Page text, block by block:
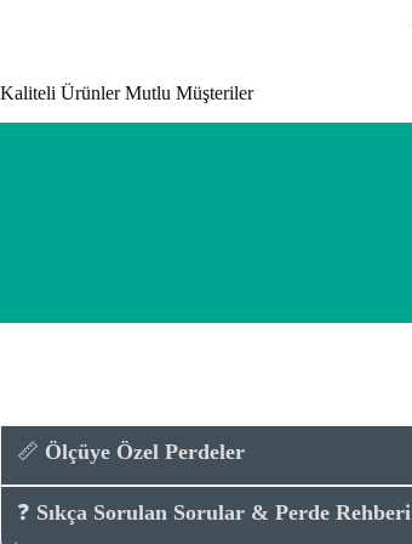
Kaliteli Ürünler Mutlu Müşteriler
📏 Ölçüye Özel Perdeler
❓ Sıkça Sorulan Sorular & Perde Rehberi